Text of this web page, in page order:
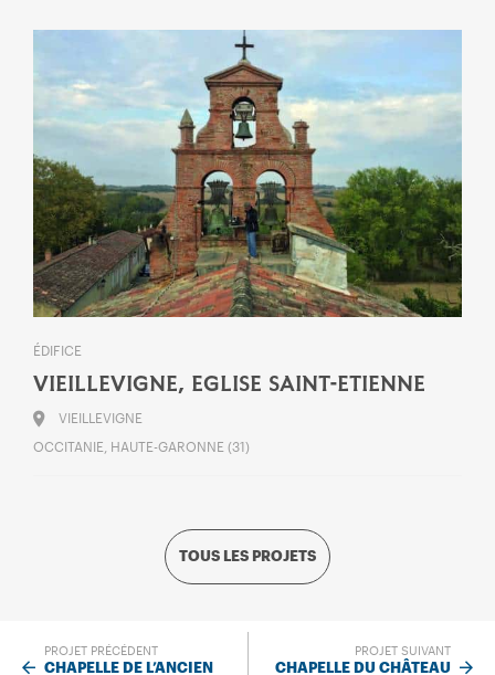
TOUS LES PROJETS
ÉDIFICE
VIEILLEVIGNE, EGLISE SAINT-ETIENNE
VIEILLEVIGNE
OCCITANIE, HAUTE-GARONNE (31)
PROJET PRÉCÉDENT
CHAPELLE DE L’ANCIEN
PROJET SUIVANT
CHAPELLE DU CHÂTEAU